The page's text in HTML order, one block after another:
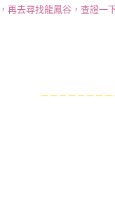
再去尋找龍鳳谷，查證一
－－－－－－－